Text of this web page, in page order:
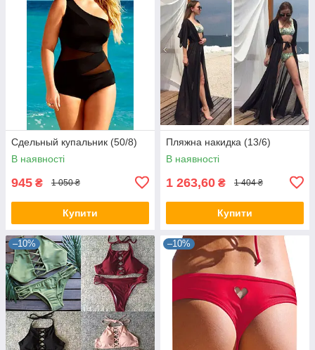
Сдельный купальник (50/8)
В наявності
945 ₴ 1 050 ₴
Купити
Пляжна накидка (13/6)
В наявності
1 263,60 ₴ 1 404 ₴
Купити
–10% –10%